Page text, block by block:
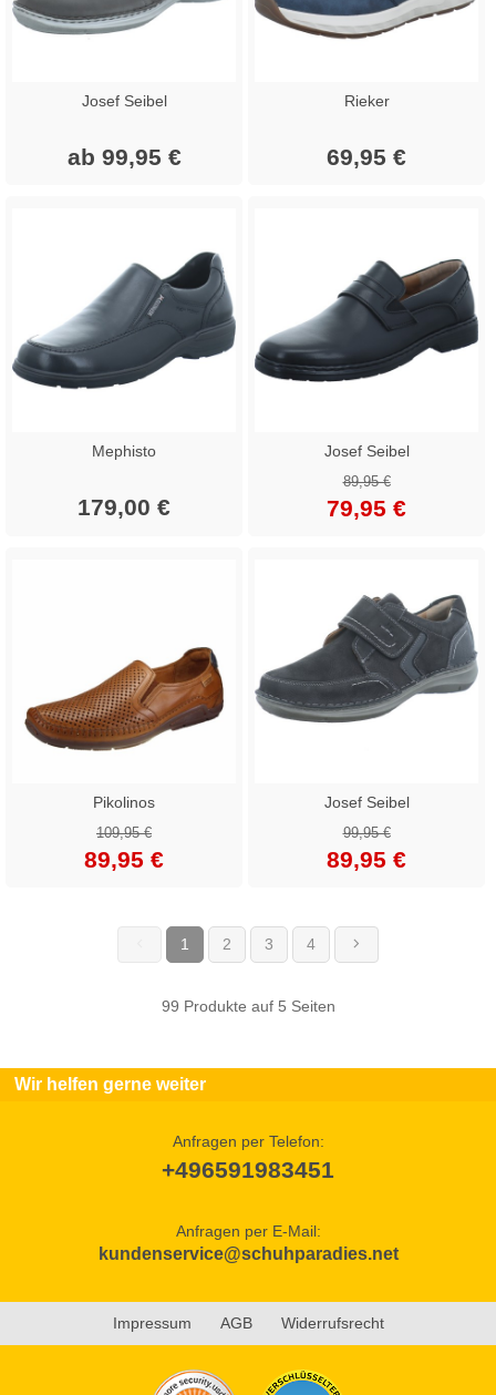
Josef Seibel
ab 99,95 €
Rieker
69,95 €
Mephisto
179,00 €
Josef Seibel
89,95 €
79,95 €
Pikolinos
109,95 €
89,95 €
Josef Seibel
99,95 €
89,95 €
1 (current)
2 3 4
99 Produkte auf 5 Seiten
Wir helfen gerne weiter
Anfragen per Telefon:
+496591983451
Anfragen per E-Mail:
kundenservice@schuhparadies.net
Impressum AGB Widerrufsrecht